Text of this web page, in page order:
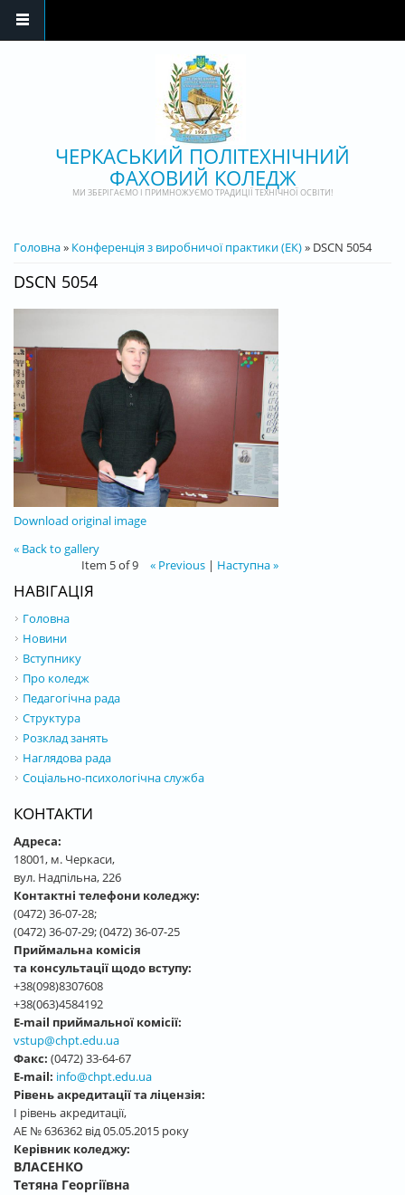
ЧЕРКАСЬКИЙ ПОЛІТЕХНІЧНИЙ
ФАХОВИЙ КОЛЕДЖ
МИ ЗБЕРІГАЄМО І ПРИМНОЖУЄМО ТРАДИЦІЇ ТЕХНІЧНОЇ ОСВІТИ!
ВИ Є ТУТ
Головна» Конференція з виробничої практики (ЕК)» DSCN 5054
DSCN 5054
Download original image
« Back to gallery
Item 5 of 9
« Previous| Наступна »
НАВІГАЦІЯ
Головна
Новини
Вступнику
Про коледж
Педагогічна рада
Структура
Розклад занять
Наглядова рада
Соціально-психологічна служба
КОНТАКТИ
Адреса:
18001, м. Черкаси,
вул. Надпільна, 226
Контактні телефони коледжу:
(0472) 36-07-28;
(0472) 36-07-29; (0472) 36-07-25
Приймальна комісія
та консультації щодо вступу:
+38(098)8307608
+38(063)4584192
E-mail приймальної комісії:
vstup@chpt.edu.ua
Факс: (0472) 33-64-67
E-mail: info@chpt.edu.ua
Рівень акредитації та ліцензія:
І рівень акредитації,
АЕ № 636362 від 05.05.2015 року
Керівник коледжу:
ВЛАСЕНКО
Тетяна Георгіївна